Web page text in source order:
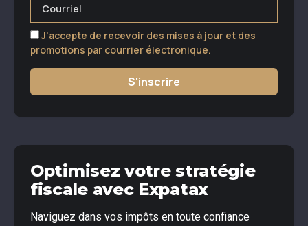
J'accepte de recevoir des mises à jour et des
promotions par courrier électronique.
S'inscrire
Optimisez votre stratégie
fiscale avec Expatax
Naviguez dans vos impôts en toute confiance